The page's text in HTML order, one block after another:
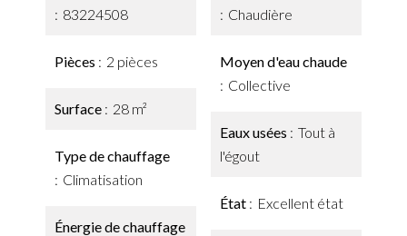
83224508
Pièces 2 pièces
Surface 28 m²
Type de chauffage
Climatisation
Énergie de chauffage
Chaudière
Moyen d'eau chaude
Collective
Eaux usées
Tout à
l'égout
État Excellent état